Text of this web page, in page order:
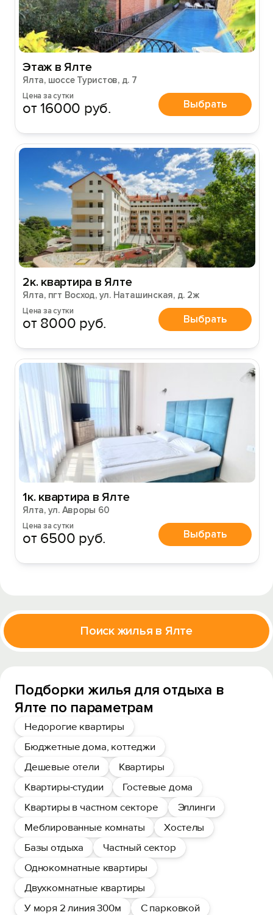
Этаж в Ялте
Ялта, шоссе Туристов, д. 7
Цена за сутки
от 16000 руб. Выбрать
2к. квартира в Ялте
Ялта, пгт Восход, ул. Наташинская, д. 2ж
Цена за сутки
от 8000 руб. Выбрать
1к. квартира в Ялте
Ялта, ул. Авроры 60
Цена за сутки
от 6500 руб. Выбрать
Поиск жилья в Ялте
Подборки жилья для отдыха в
Ялте по параметрам
Недорогие квартиры
Бюджетные дома, коттеджи
Дешевые отели
Квартиры
Квартиры-студии
Гостевые дома
Квартиры в частном секторе
Эллинги
Меблированные комнаты
Хостелы
Базы отдыха
Частный сектор
Однокомнатные квартиры
Двухкомнатные квартиры
У моря 2 линия 300м
С парковкой